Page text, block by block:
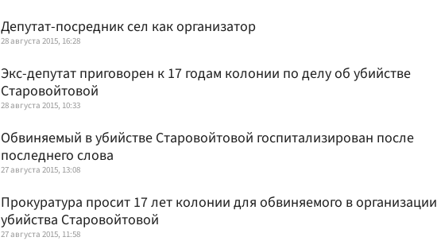
Депутат-посредник сел как организатор
28 августа 2015, 16:28
Экс-депутат приговорен к 17 годам колонии по делу об убийстве
Старовойтовой
28 августа 2015, 10:33
Обвиняемый в убийстве Старовойтовой госпитализирован после
последнего слова
27 августа 2015, 13:08
Прокуратура просит 17 лет колонии для обвиняемого в организации
убийства Старовойтовой
27 августа 2015, 11:58